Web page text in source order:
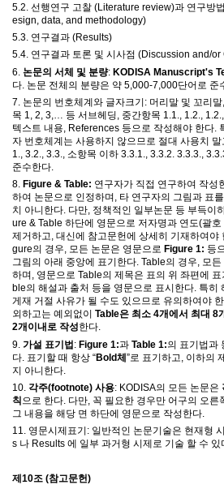
5.2. 선행연구 고찰 (Literature review)과 연구방
esign, data, and methodology)
5.3. 연구결과 (Results)
5.4. 연구결과 토론 및 시사점 (Discussion and/or
6. 논문의 서체 및 분량: KODISA Manuscript's
다 논문 전체의 분량은 약 5,000-7,000단어로 준
7. 논문의 번호체계와 글자크기 : 머리말 및 꼬리말,
목 1, 2, 3,… 등 서브헤딩, 중간항목 1.1., 1.2., 1.2.,
텍스트 내용, References 등으로 작성해야 한다.
자 번호체계는 사용하지 않으므로 절대 사용치 말
1., 3.2., 3.3., 소항목 이하 3.3.1., 3.3.2. 3.3.3.,
준수한다.
8. Figure & Table: 연구자가 직접 연구하여 작성
하여 논문으로 인정하며 , 타 연구자의 그림과 표
치 아니한다. 다만, 정책적인 일부논문 등 부득이
ure & Table 하단에 영문으로 저자명과 연도(괄호
제거하고, 대신에 참고문헌에 상세히 기재하여야
gure의 경우, 모든 논문은 영문으로 Figure 1: 등
그림의 아래 중앙에 표기한다. Table의 경우, 모든
하며 , 영문으로 Table의 제목은 표의 위 좌편에
ble의 해설과 출처 등을 영문으로 표시한다. 특히
게재 거절 사유가 될 수도 있으므로 유의하여야
외하고는 예외없이 Table은 최소 4개에서 최대 8
2개이내로 작성한다.
9. 가설 표기법: Figure 1:과 Table 1:의 표기법과
다 표기할 때 항상 “Bold체”로 표기하고 이하의
지 아니한다
10. 각주(footnote) 사용: KODISA의 모든 논문은
칙 으로 한다. 다만, 꼭 필요한 경우만 어구의 오른
그 내용을 해당 면 하단에 영문으로 작성한다.
11. 영문시제표기: 일반적인 논문기술은 현재형
s 나 Results 에 일부 과거형 시제로 기술 할 수 있
제 10조 (참고문헌)